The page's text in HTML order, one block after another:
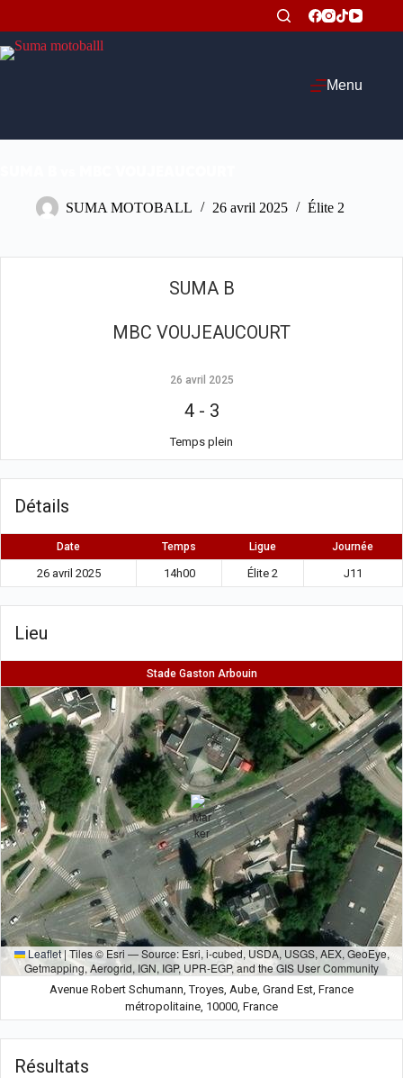
contenu
Menu
SUMA MOTOBALL 26 avril 2025 Élite 2
SUMA B
MBC VOUJEAUCOURT
26 avril 2025
4- 3
Temps plein
Détails
Date Temps Ligue Journée
26 avril 2025 14h00 Élite 2 J11
Lieu
Stade Gaston Arbouin
Leaflet| Tiles © Esri — Source: Esri, i-cubed, USDA, USGS, AEX, GeoEye,
Getmapping, Aerogrid, IGN, IGP, UPR-EGP, and the GIS User Community
Avenue Robert Schumann, Troyes, Aube, Grand Est, France
métropolitaine, 10000, France
Résultats